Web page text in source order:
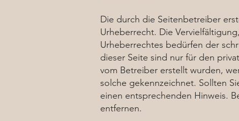
Die durch die Seitenbetreiber
Urheberrecht. Die
Urheberrechtes bedürfen der
dieser Seite sind nur für den
vom Betreiber erstellt wurden,
solche gekennzeichnet. Sollten
einen entsprechenden Hinweis.
entfernen.